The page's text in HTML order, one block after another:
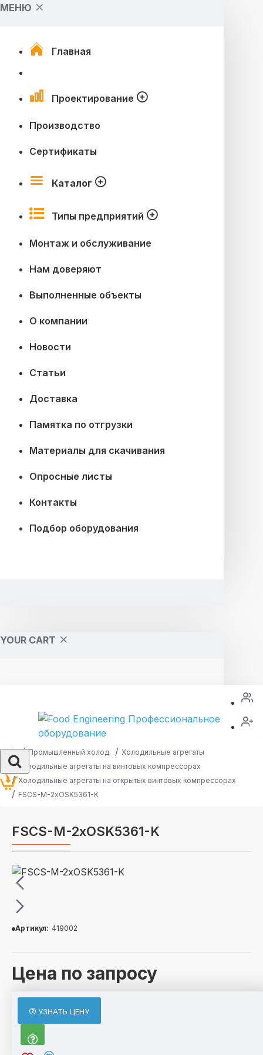
МЕНЮ
Главная
Проектирование
Производство
Сертификаты
Каталог
Типы предприятий
Монтаж и обслуживание
Нам доверяют
Выполненные объекты
О компании
Новости
Статьи
Доставка
Памятка по отгрузки
Материалы для скачивания
Опросные листы
Контакты
Подбор оборудования
YOUR CART
Промышленный холод
Холодильные агрегаты
Холодильные агрегаты на винтовых компрессорах
Холодильные агрегаты на открытых винтовых компрессорах
FSCS-М-2хOSK5361-K
FSCS-М-2хOSK5361-K
Цена по запросу
Артикул: 419002
УЗНАТЬ ЦЕНУ
ОПИСАНИЕ
FSCS-М-2хOSK5361-K